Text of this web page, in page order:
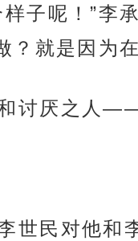
子呢！”李
就是因为
讨厌之人
世民对他和